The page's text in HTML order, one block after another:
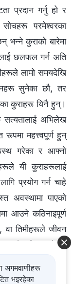
प्रदान गर्नु हो र
परमेश्‍वरका
भन्ने कुराको बारेमा
छलफल गर्न अति
लामो समयदेखि
सुनेका छौ, तर
कुराहरू यिनै हुन्।
सत्यतालाई अभिलेख
रूपमा महत्त्वपूर्ण हुन्
गरेका र आफ्नो
यी कुराहरूलाई
प्रयोग गर्न चाहे
अवस्थामा पाएको
आउने कठिनाइपूर्ण
वा तिमीहरूले जीवन
चाहे पनि, जहाँसम्म
हुँदैन। त्यसो भए,
अगमवाणीहरू
भइरहेका